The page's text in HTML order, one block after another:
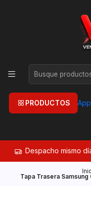
PRODUCTOS
Despacho mismo
Tapa Trasera Samsung